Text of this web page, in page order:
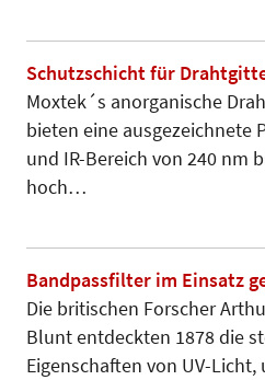
Schutzschicht für
Moxtek´s anorganische
bieten eine ausgezeichnete
und IR-Bereich von 240 nm
hoch…
Bandpassfilter im Einsatz
Die britischen Forscher
Blunt entdeckten 1878 die
Eigenschaften von UV-